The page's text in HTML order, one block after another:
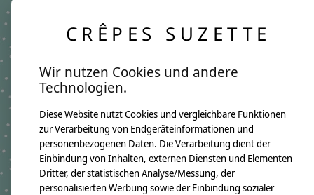
crêpes suzette
Krabbeldecke mit Namen
crêpes suzette
Krabbeldecke mit Namen
CRÊPES SUZETTE
Wir nutzen Cookies und andere
Technologien.
Diese Website nutzt Cookies und vergleichbare Funktionen
zur Verarbeitung von Endgeräteinformationen und
personenbezogenen Daten. Die Verarbeitung dient der
Einbindung von Inhalten, externen Diensten und Elementen
Dritter, der statistischen Analyse/Messung, der
personalisierten Werbung sowie der Einbindung sozialer